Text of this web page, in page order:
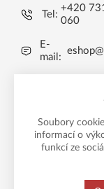
Tel:
+420
060
E-
mail:
Možnosti platby
Soubory
informací o
funkcí ze